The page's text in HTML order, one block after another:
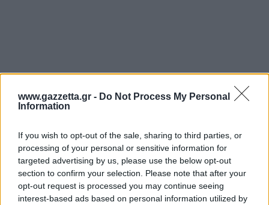
www.gazzetta.gr - Do Not Process My Personal
Information
If you wish to opt-out of the sale, sharing to third parties, or
processing of your personal or sensitive information for
targeted advertising by us, please use the below opt-out
section to confirm your selection. Please note that after your
opt-out request is processed you may continue seeing
interest-based ads based on personal information utilized by